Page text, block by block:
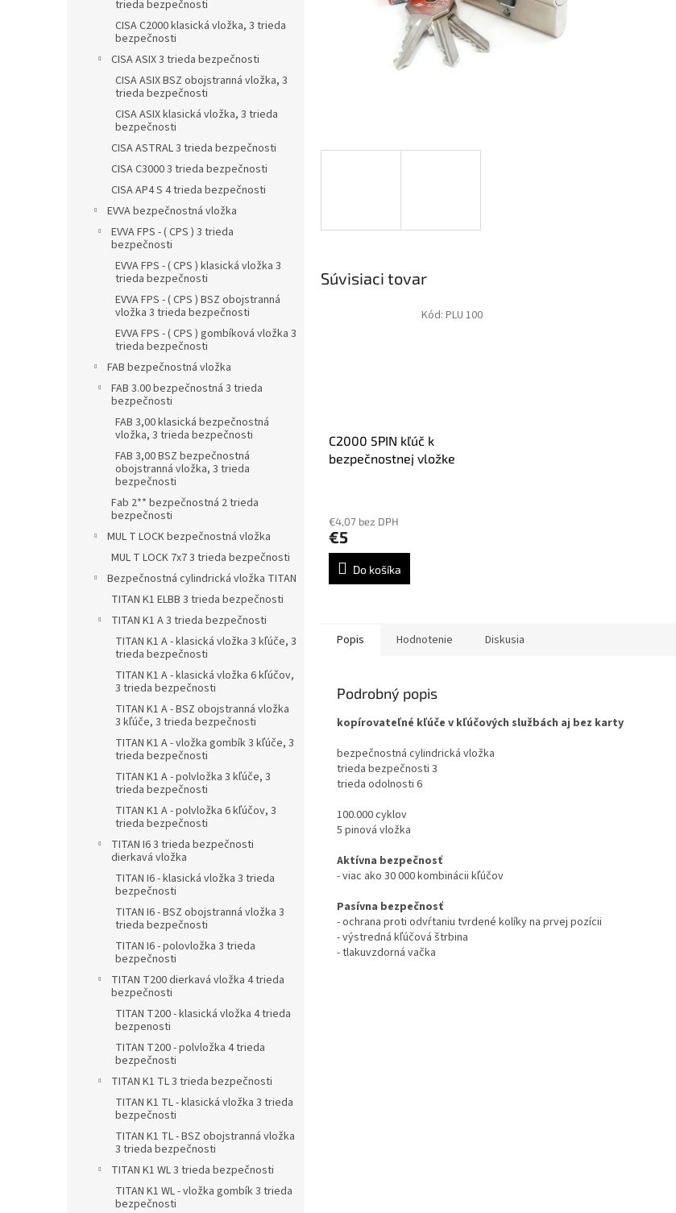
trieda bezpečnosti
CISA C2000 klasická vložka, 3 trieda
bezpečnosti
CISA ASIX 3 trieda bezpečnosti
CISA ASIX BSZ obojstranná vložka, 3
trieda bezpečnosti
CISA ASIX klasická vložka, 3 trieda
bezpečnosti
CISA ASTRAL 3 trieda bezpečnosti
CISA C3000 3 trieda bezpečnosti
CISA AP4 S 4 trieda bezpečnosti
EVVA bezpečnostná vložka
EVVA FPS - ( CPS ) 3 trieda
bezpečnosti
EVVA FPS - ( CPS ) klasická vložka 3
trieda bezpečnosti
EVVA FPS - ( CPS ) BSZ obojstranná
vložka 3 trieda bezpečnosti
EVVA FPS - ( CPS ) gombíková vložka 3
trieda bezpečnosti
FAB bezpečnostná vložka
FAB 3.00 bezpečnostná 3 trieda
bezpečnosti
FAB 3,00 klasická bezpečnostná
vložka, 3 trieda bezpečnosti
FAB 3,00 BSZ bezpečnostná
obojstranná vložka, 3 trieda
bezpečnosti
Fab 2** bezpečnostná 2 trieda
bezpečnosti
MUL T LOCK bezpečnostná vložka
MUL T LOCK 7x7 3 trieda bezpečnosti
Bezpečnostná cylindrická vložka TITAN
TITAN K1 ELBB 3 trieda bezpečnosti
TITAN K1 A 3 trieda bezpečnosti
TITAN K1 A - klasická vložka 3 kľúče, 3
trieda bezpečnosti
TITAN K1 A - klasická vložka 6 kľúčov,
3 trieda bezpečnosti
TITAN K1 A - BSZ obojstranná vložka
3 kľúče, 3 trieda bezpečnosti
TITAN K1 A - vložka gombík 3 kľúče, 3
trieda bezpečnosti
TITAN K1 A - polvložka 3 kľúče, 3
trieda bezpečnosti
TITAN K1 A - polvložka 6 kľúčov, 3
trieda bezpečnosti
TITAN I6 3 trieda bezpečnosti
dierkavá vložka
TITAN I6 - klasická vložka 3 trieda
bezpečnosti
TITAN I6 - BSZ obojstranná vložka 3
trieda bezpečnosti
TITAN I6 - polovložka 3 trieda
bezpečnosti
TITAN T200 dierkavá vložka 4 trieda
bezpečnosti
TITAN T200 - klasická vložka 4 trieda
bezpenosti
TITAN T200 - polvložka 4 trieda
bezpečnosti
TITAN K1 TL 3 trieda bezpečnosti
TITAN K1 TL - klasická vložka 3 trieda
bezpečnosti
TITAN K1 TL - BSZ obojstranná vložka
3 trieda bezpečnosti
TITAN K1 WL 3 trieda bezpečnosti
TITAN K1 WL - vložka gombík 3 trieda
bezpečnosti
Súvisiaci tovar
C2000 5PIN kľúč k
bezpečnostnej vložke
€4,07 bez DPH
€5
Do košíka
Kód: PLU 100
Popis Hodnotenie Diskusia
Podrobný popis
kopírovateľné kľúče v kľúčových službách aj bez karty
bezpečnostná cylindrická vložka
trieda bezpečnosti 3
trieda odolnosti 6
100.000 cyklov
5 pinová vložka
Aktívna bezpečnosť
- viac ako 30 000 kombinácii kľúčov
Pasívna bezpečnosť
- ochrana proti odvŕtaniu tvrdené kolíky na prvej pozícii
- výstredná kľúčová štrbina
- tlakuvzdorná vačka